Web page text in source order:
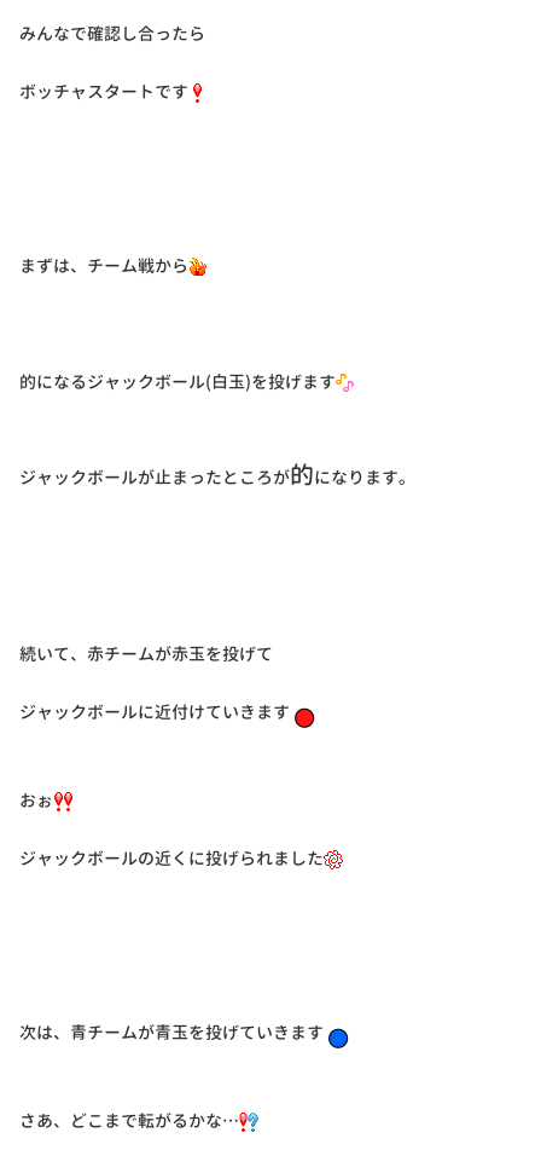
みんなで確認し合ったら
ボッチャスタートです
まずは、チーム戦から
的になるジャックボール(白玉)を投げます
ジャックボールが止まったところが的になります。
続いて、赤チームが赤玉を投げて
ジャックボールに近付けていきます
おぉ
ジャックボールの近くに投げられました
次は、青チームが青玉を投げていきます
さあ、どこまで転がるかな…